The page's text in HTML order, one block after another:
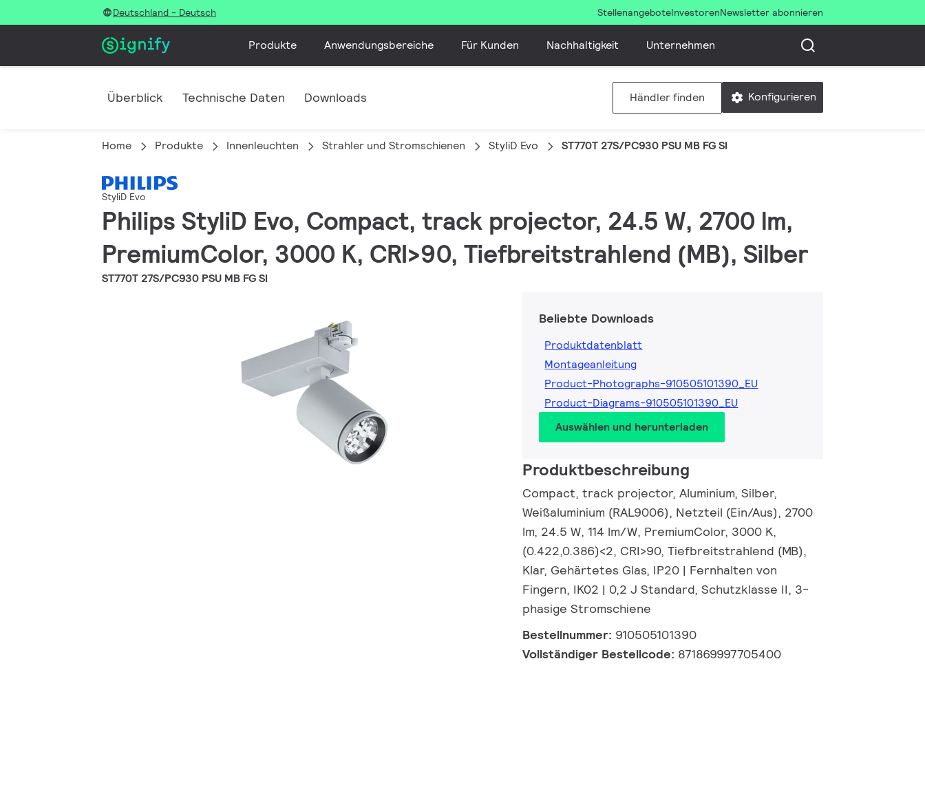
Deutschland - Deutsch StellenangeboteInvestorenNewsletter abonnieren
Produkte Anwendungsbereiche Für Kunden Nachhaltigkeit Unternehmen
Überblick Technische Daten Downloads Händler finden Konfigurieren
Home Produkte Innenleuchten Strahler und Stromschienen StyliD Evo ST770T 27S/PC930 PSU MB FG SI
StyliD Evo
Philips StyliD Evo, Compact, track projector, 24.5 W, 2700 lm,
PremiumColor, 3000 K, CRI>90, Tiefbreitstrahlend (MB), Silber
ST770T 27S/PC930 PSU MB FG SI
Beliebte Downloads
Produktdatenblatt
Montageanleitung
Product-Photographs-910505101390_EU
Product-Diagrams-910505101390_EU
Auswählen und herunterladen
Produktbeschreibung
Compact, track projector, Aluminium, Silber,
Weißaluminium (RAL9006), Netzteil (Ein/Aus), 2700
lm, 24.5 W, 114 lm/W, PremiumColor, 3000 K,
(0.422,0.386)<2, CRI>90, Tiefbreitstrahlend (MB),
Klar, Gehärtetes Glas, IP20 | Fernhalten von
Fingern, IK02 | 0,2 J Standard, Schutzklasse II, 3-
phasige Stromschiene
Bestellnummer: 910505101390
Vollständiger Bestellcode: 871869997705400